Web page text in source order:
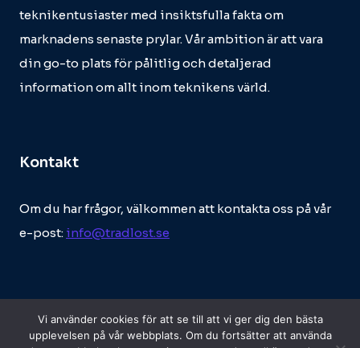
teknikentusiaster med insiktsfulla fakta om
marknadens senaste prylar. Vår ambition är att vara
din go-to plats för pålitlig och detaljerad
information om allt inom teknikens värld.
Kontakt
Om du har frågor, välkommen att kontakta oss på vår
e-post: info@tradlost.se
Vi använder cookies för att se till att vi ger dig den bästa
upplevelsen på vår webbplats. Om du fortsätter att använda